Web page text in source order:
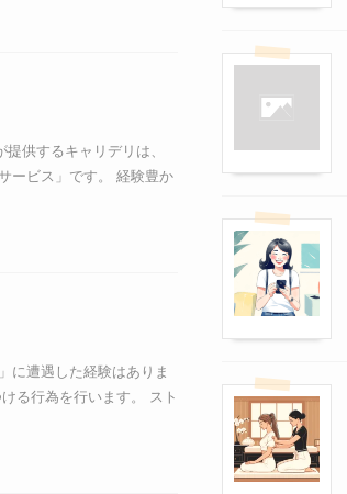
供するキャリデリは、
ービス」です。 経験豊か
に遭遇した経験はありま
る行為を行います。 スト